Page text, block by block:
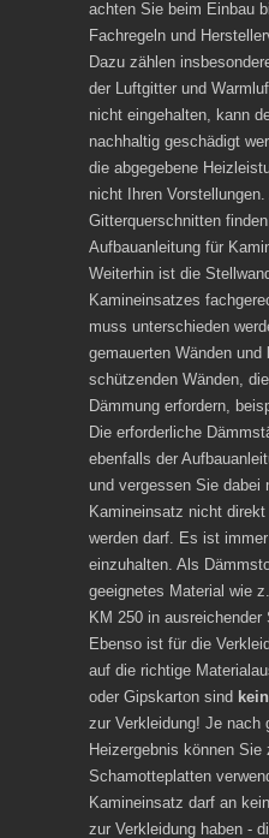
achten Sie beim Einbau
Fachregeln und
Dazu zählen
der Luftgitter und
nicht eingehalten, kann
nachhaltig geschädigt
die abgegebene
nicht Ihren
Gitterquerschnitten
Aufbauanleitung für
Weiterhin ist die
Kamineinsatzes
muss unterschieden
gemauerten Wänden und
schützenden Wänden,
Dämmung erfordern,
Die erforderliche
ebenfalls der
und vergessen Sie dabei
Kamineinsatz nicht
werden darf. Es ist
einzuhalten. Als
geeignetes Material wie
KM 250 in ausreichender
Ebenso ist für die
auf die richtige
oder Gipskarton sind
zur Verkleidung! Je nach
Heizergebnis können
Schamotteplatten
Kamineinsatz darf an
zur Verkleidung haben -